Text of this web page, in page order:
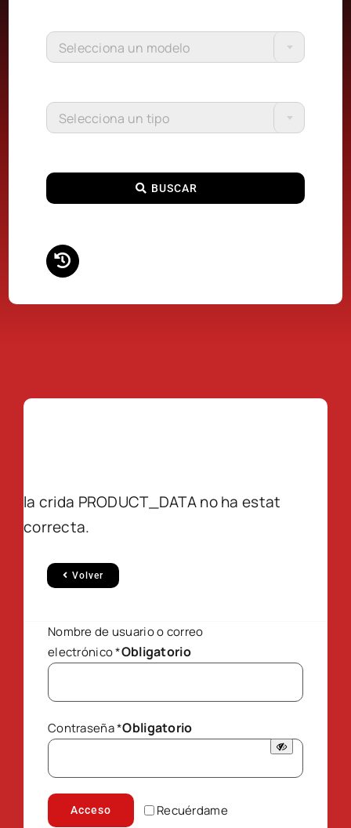
Selecciona un modelo
Selecciona un tipo
BUSCAR
la crida PRODUCT_DATA no ha estat
correcta.
Volver
Nombre de usuario o correo
electrónico*Obligatorio
Contraseña*Obligatorio
Recuérdame
Acceso